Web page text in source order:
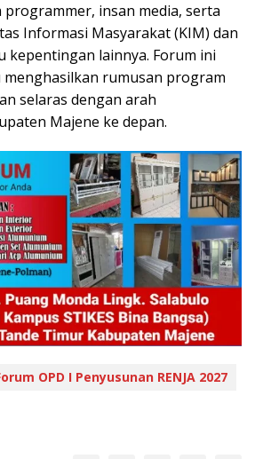
programmer, insan media, serta
Informasi Masyarakat (KIM) dan
kepentingan lainnya. Forum ini
rumusan program
selaras dengan arah
Majene ke depan.
OPD I Penyusunan RENJA 2027